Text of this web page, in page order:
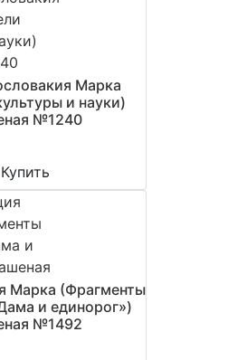
Марка
и науки)
№1240
Купить
Марка (Фрагменты
и единорог»)
№1492